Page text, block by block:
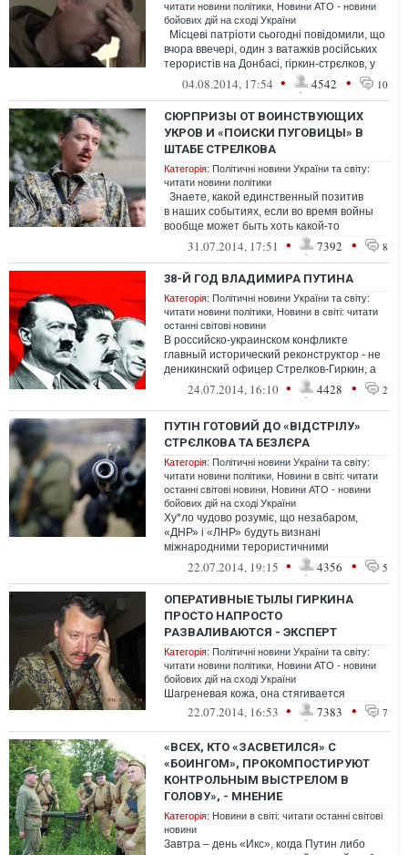
читати новини політики Новини АТО - новини
бойових дій на сході України
Місцеві патріоти сьогодні повідомили, що
вчора ввечері, один з ватажків російських
терористів на Донбасі, гіркин-стрєлков, у
супроводі своїх н...
04.08.2014, 17:54 • 4542 • 10
СЮРПРИЗЫ ОТ ВОИНСТВУЮЩИХ
УКРОВ И «ПОИСКИ ПУГОВИЦЫ» В
ШТАБЕ СТРЕЛКОВА
Категорія: Політичні новини України та світу:
читати новини політики
Знаете, какой единственный позитив
в наших событиях, если во время войны
вообще может быть хоть какой-то
позитив? В последние д...
31.07.2014, 17:51 • 7392 • 8
38-Й ГОД ВЛАДИМИРА ПУТИНА
Категорія: Політичні новини України та світу:
читати новини політики Новини в світі: читати
останні світові новини
В российско-украинском конфликте
главный исторический реконструктор - не
деникинский офицер Стрелков-Гиркин, а
Путин, моделирующий прошлое в
24.07.2014, 16:10 • 4428 • 2
ПУТІН ГОТОВИЙ ДО «ВІДСТРІЛУ»
СТРЄЛКОВА ТА БЕЗЛЄРА
Категорія: Політичні новини України та світу:
читати новини політики Новини в світі: читати
останні світові новини Новини АТО - новини
бойових дій на сході України
Ху*ло чудово розуміє, що незабаром,
«ДНР» і «ЛНР» будуть визнані
міжнародними терористичними
організаціями в усьому світі і пр...
22.07.2014, 19:15 • 4356 • 5
ОПЕРАТИВНЫЕ ТЫЛЫ ГИРКИНА
ПРОСТО НАПРОСТО
РАЗВАЛИВАЮТСЯ - ЭКСПЕРТ
Категорія: Політичні новини України та світу:
читати новини політики Новини АТО - новини
бойових дій на сході України
Шагреневая кожа, она стягивается
22.07.2014, 16:53 • 7383 • 7
«ВСЕХ, КТО «ЗАСВЕТИЛСЯ» С
«БОИНГОМ», ПРОКОМПОСТИРУЮТ
КОНТРОЛЬНЫМ ВЫСТРЕЛОМ В
ГОЛОВУ», - МНЕНИЕ
Категорія: Новини в світі: читати останні світові
новини
Завтра – день «Икс», когда Путин либо